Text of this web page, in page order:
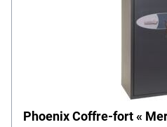
Phoenix Coffre-fort «